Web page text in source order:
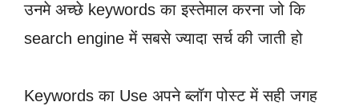
उनमे अच्छे keywords का इस्तेमाल करना जो कि
search engine में सबसे ज्यादा सर्च की जाती हो
Keywords का Use अपने ब्लॉग पोस्ट में सही जगह